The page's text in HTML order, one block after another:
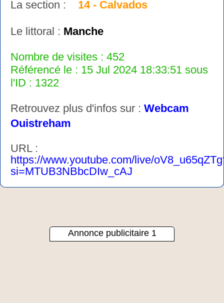
La section : 14 - Calvados
Le littoral : Manche
Nombre de visites : 452
Référencé le : 15 Jul 2024 18:33:51 sous
l'ID : 1322
Retrouvez plus d'infos sur : Webcam
Ouistreham
URL :
https://www.youtube.com/live/
si=MTUB3NBbcDIw_cAJ
Annonce publicitaire 1